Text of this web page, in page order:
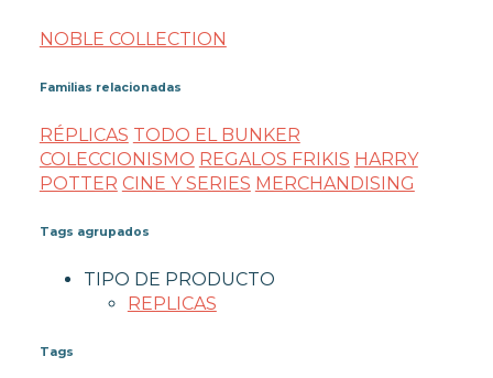
NOBLE COLLECTION
Familias relacionadas
RÉPLICAS TODO EL BUNKER
COLECCIONISMO REGALOS FRIKIS HARRY
POTTER CINE Y SERIES MERCHANDISING
Tags agrupados
TIPO DE PRODUCTO
REPLICAS
Tags